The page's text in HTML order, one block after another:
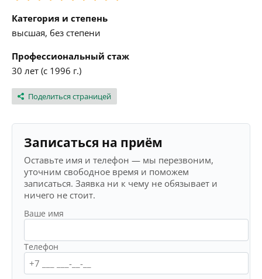
Категория и степень
высшая, без степени
Профессиональный стаж
30 лет (с 1996 г.)
Поделиться страницей
Записаться на приём
Оставьте имя и телефон — мы перезвоним,
уточним свободное время и поможем
записаться. Заявка ни к чему не обязывает и
ничего не стоит.
Ваше имя
Телефон